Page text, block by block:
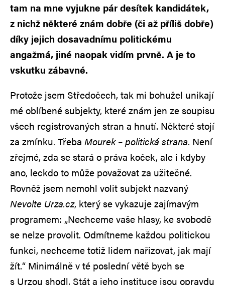
tam na mne vyjukne pár desítek kandidátek,
z nichž některé znám dobře (či až příliš dobře)
díky jejich dosavadnímu politickému
angažmá, jiné naopak vidím prvně. A je to
vskutku zábavné.
Protože jsem Středočech, tak mi bohužel unikají
mé oblíbené subjekty, které znám jen ze soupisu
všech registrovaných stran a hnutí. Některé stojí
za zmínku. Třeba Mourek – politická strana. Není
zřejmé, zda se stará o práva koček, ale i kdyby
ano, leckdo to může považovat za užitečné.
Rovněž jsem nemohl volit subjekt nazvaný
Nevolte Urza.cz, který se vykazuje zajímavým
programem: „Nechceme vaše hlasy, ke svobodě
se nelze provolit. Odmítneme každou politickou
funkci, nechceme totiž lidem nařizovat, jak mají
žít.“ Minimálně v té poslední větě bych se
s Urzou shodl. Stát a jeho instituce jsou opravdu